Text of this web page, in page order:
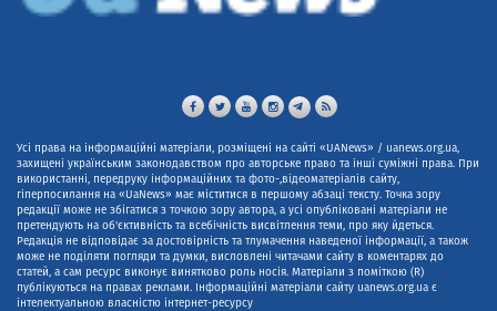
Усі права на інформаційні матеріали, розміщені на сайті «UANews» / uanews.org.ua,
захищені українським законодавством про авторське право та інші суміжні права. При
використанні, передруку інформаційних та фото-,відеоматеріалів сайту,
гіперпосилання на «UaNews» має міститися в першому абзаці тексту. Точка зору
редакції може не збігатися з точкою зору автора, а усі опубліковані матеріали не
претендують на об'єктивність та всебічність висвітлення теми, про яку йдеться.
Редакція не відповідає за достовірність та тлумачення наведеної інформації, а також
може не поділяти погляди та думки, висловлені читачами сайту в коментарях до
статей, а сам ресурс виконує винятково роль носія. Матеріали з поміткою (R)
публікуються на правах реклами. Інформаційні матеріали сайту uanews.org.ua є
інтелектуальною власністю інтернет-ресурсу